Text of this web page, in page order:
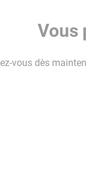
Vous
vous dès